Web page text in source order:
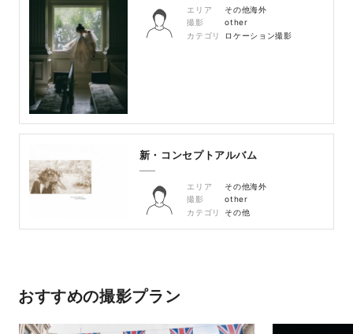
エリア
その他海外
撮影
other
カテゴリ
ロケーション撮影
新・コンセプトアルバム
エリア
その他海外
撮影
other
カテゴリ
その他
おすすめの撮影プラン